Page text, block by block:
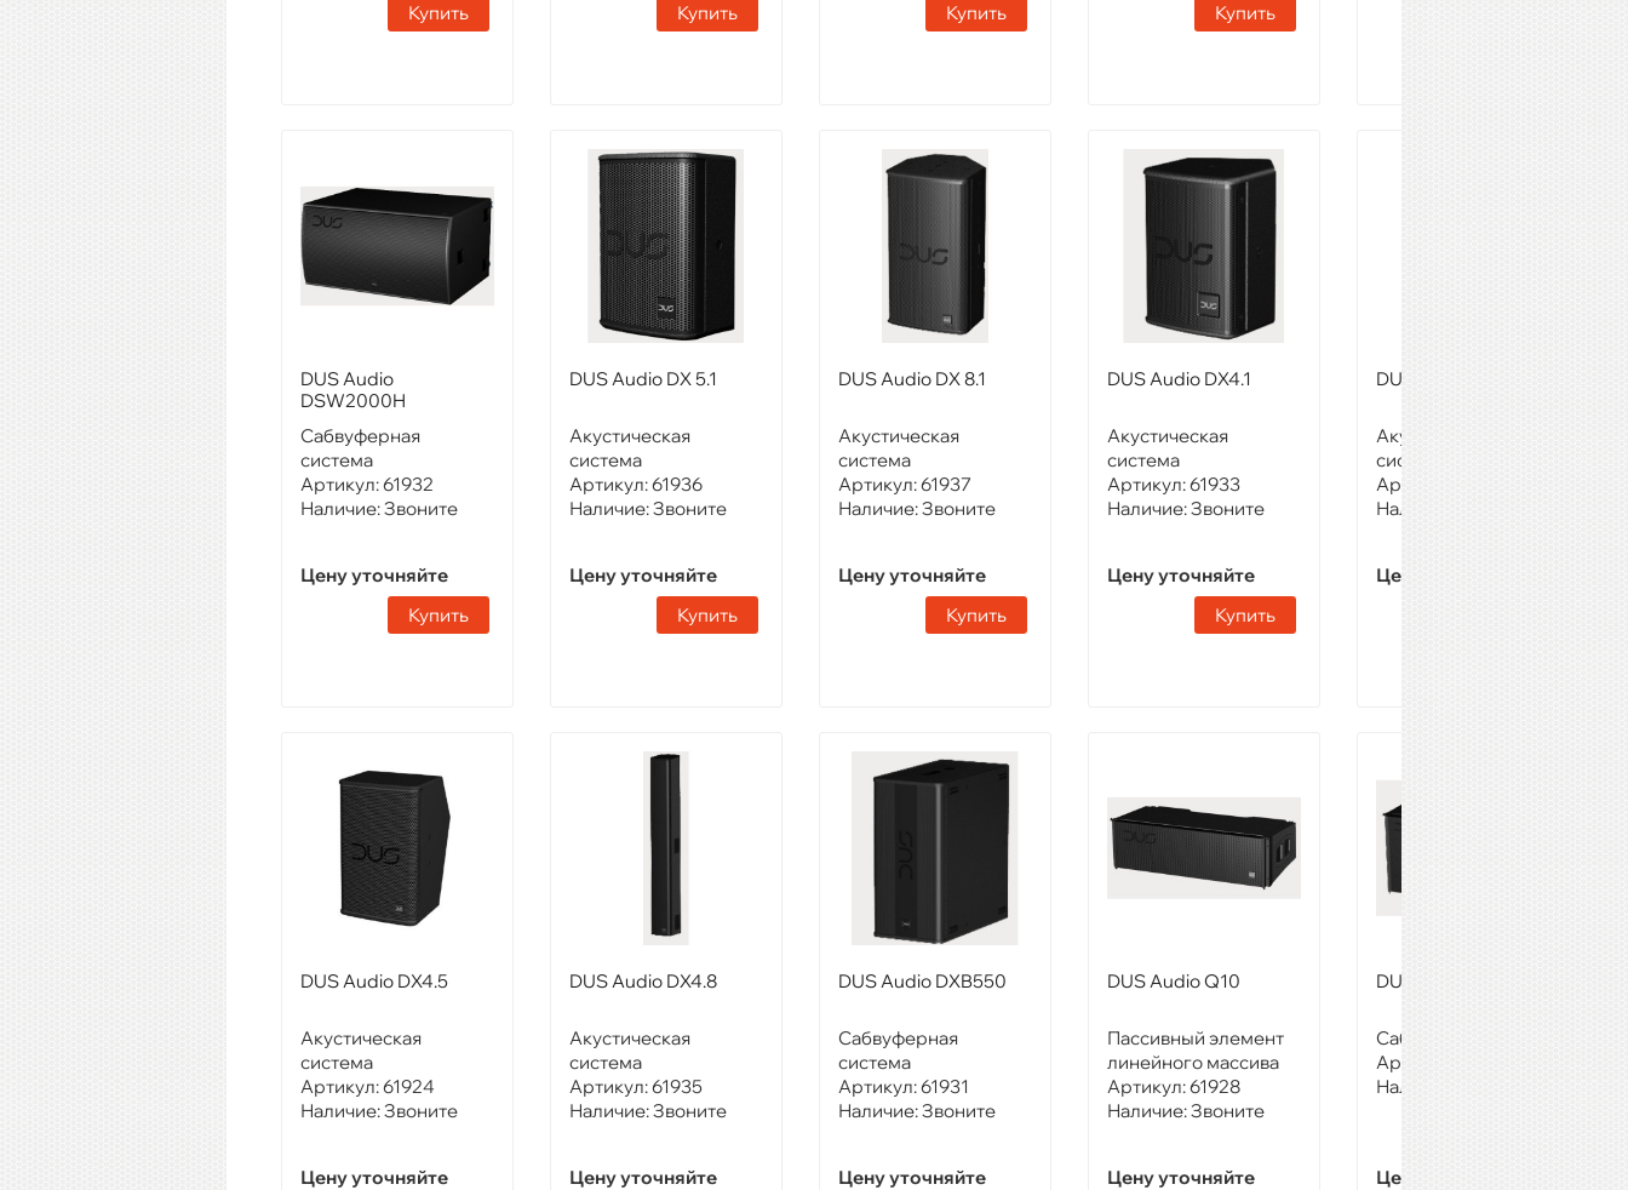
Купить
Купить
Купить
Купить
DUS Audio
DSW2000H
Сабвуферная
система
Артикул:61932
Наличие:Звоните
Цену уточняйте
Купить
DUS Audio DX 5.1
Акустическая
система
Артикул:61936
Наличие:Звоните
Цену уточняйте
Купить
DUS Audio DX 8.1
Акустическая
система
Артикул:61937
Наличие:Звоните
Цену уточняйте
Купить
DUS Audio DX4.1
Акустическая
система
Артикул:61933
Наличие:Звоните
Цену уточняйте
Купить
DUS Audio DX4.4
Акустическая
система
Артикул:
Наличие:
Цену уточняйте
DUS Audio DX4.5
Акустическая
система
Артикул:61924
Наличие:Звоните
Цену уточняйте
DUS Audio DX4.8
Акустическая
система
Артикул:61935
Наличие:Звоните
Цену уточняйте
DUS Audio DXB550
Сабвуферная
система
Артикул:61931
Наличие:Звоните
Цену уточняйте
DUS Audio Q10
Пассивный элемент
линейного массива
Артикул:61928
Наличие:Звоните
Цену уточняйте
DUS Audio Q10SW
Сабвуфер
Артикул:
Наличие:
Цену уточняйте